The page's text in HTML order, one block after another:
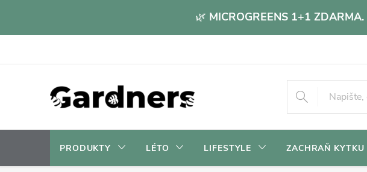
🌿 MICROGREENS 1+1 ZDARMA.
PRODUKTY LÉTO LIFESTYLE ZACHRAŇ KYTKU